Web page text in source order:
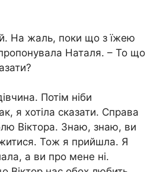
На жаль, поки що з їжею
Наталя. – То що
Потім ніби
я хотіла сказати. Справа
Віктора. Знаю, знаю, ви
Тож я прийшла. Я
а ви про мене ні.